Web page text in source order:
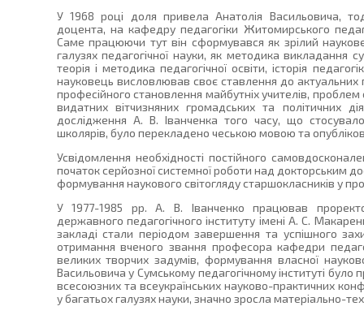
У 1968 році доля привела Анатолія Васильовича,
доцента, на кафедру педагогіки Житомирського
Саме працюючи тут він сформувався як зрілий
галузях педагогічної науки, як методика викладання
теорія і методика педагогічної освіти, історія
науковець висловлював своє ставлення до актуальних
професійного становлення майбутніх учителів, проблем
видатних вітчизняних громадських та політичних
дослідження А. В. Іванченка того часу, що
школярів, було перекладено чеською мовою та
Усвідомлення необхідності постійного
початок серйозної системної роботи над докторським
формування наукового світогляду старшокласників у
У 1977-1985 рр. А. В. Іванченко працював
державного педагогічного інституту імені А. С.
закладі стали періодом завершення та успішного
отримання вченого звання професора кафедри
великих творчих задумів, формування власної
Васильовича у Сумському педагогічному інституті
всесоюзних та всеукраїнських науково-практичних
у багатьох галузях науки, значно зросла матеріально-